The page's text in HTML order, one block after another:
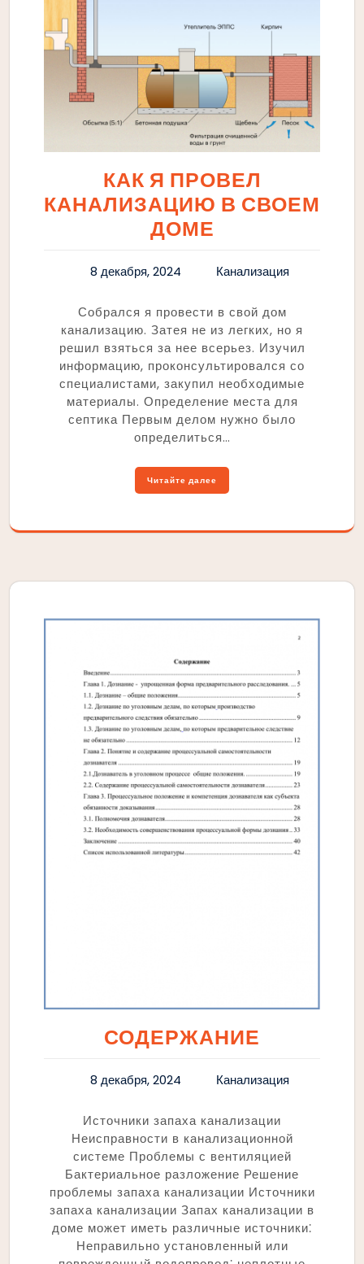
КАК Я ПРОВЕЛ
КАНАЛИЗАЦИЮ В СВОЕМ
ДОМЕ
8 декабря, 2024 Канализация
Собрался я провести в свой дом
канализацию. Затея не из легких, но я
решил взяться за нее всерьез. Изучил
информацию, проконсультировался со
специалистами, закупил необходимые
материалы. Определение места для
септика Первым делом нужно было
определиться…
Читайте далее
СОДЕРЖАНИЕ
8 декабря, 2024 Канализация
Источники запаха канализации
Неисправности в канализационной
системе Проблемы с вентиляцией
Бактериальное разложение Решение
проблемы запаха канализации Источники
запаха канализации Запах канализации в
доме может иметь различные источники⁚
Неправильно установленный или